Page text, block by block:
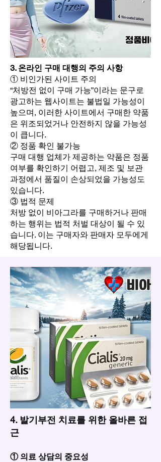
3. 온라인 구매 대행의 주의 사항
① 비인가된 사이트 주의
“처방전 없이 구매 가능”이라는 문구로
광고하는 웹사이트는 불법일 가능성이
높으며, 이러한 사이트에서 구매한 약품
은 위조되었거나 안전하지 않을 가능성
이 큽니다.
② 정품 확인 불가능
구매 대행 업체가 제공하는 약품은 정품
여부를 확인하기 어렵고, 제조 및 보관
과정에서 품질이 손상되었을 가능성도
있습니다.
③ 법적 문제
처방 없이 비아그라를 구매하거나 판매
하는 행위는 법적 처벌 대상이 될 수 있
습니다. 이는 구매자와 판매자 모두에게
해당됩니다.
4. 발기부전 치료를 위한 올바른 접
근
① 의료 상담의 중요성